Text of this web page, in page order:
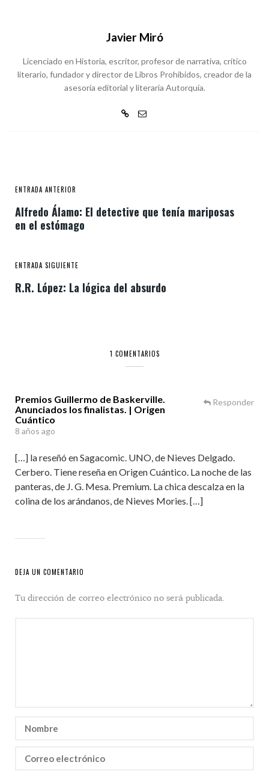
Javier Miró
Licenciado en Historia, escritor, profesor de narrativa, crítico
literario, fundador y director de Libros Prohibidos, creador de la
asesoría editorial y literaria Autorquía.
ENTRADA ANTERIOR
Alfredo Álamo: El detective que tenía mariposas
en el estómago
ENTRADA SIGUIENTE
R.R. López: La lógica del absurdo
1 COMENTARIOS
Premios Guillermo de Baskerville.
Anunciados los finalistas. | Origen
Cuántico
8 años ago
[…] la reseñó en Sagacomic. UNO, de Nieves Delgado.
Cerbero. Tiene reseña en Origen Cuántico. La noche de las
panteras, de J. G. Mesa. Premium. La chica descalza en la
colina de los arándanos, de Nieves Mories. […]
Responder
DEJA UN COMENTARIO
Tu dirección de correo electrónico no será publicada.